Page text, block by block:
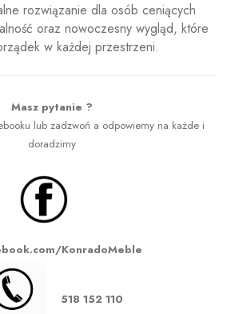
rozwiązanie dla osób ceniących
oraz nowoczesny wygląd, które
w każdej przestrzeni.
Masz pytanie ?
lub zadzwoń a odpowiemy na każde i
doradzimy
KonradoMeble
518 152 110